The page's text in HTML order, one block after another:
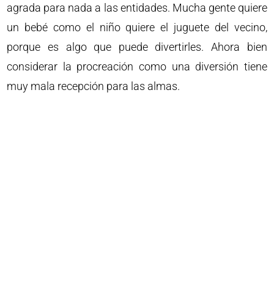
agrada para nada a las entidades. Mucha gente quiere
un bebé como el niño quiere el juguete del vecino,
porque es algo que puede divertirles. Ahora bien
considerar la procreación como una diversión tiene
muy mala recepción para las almas.